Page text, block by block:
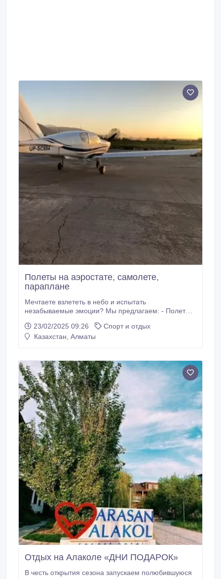
Полеты на аэростате, самолете,
параплане
Мечтаете взлететь в небо и испытать
незабываемые эмоции? Мы предлагаем: - Полеты
пилотом и насладитесь видами с высоты птичьего
полета. - Полеты на тепловоздушных аэростатах –
каждом движении! - Привязные подъемы на
воздушном шаре – возможность подняться в воздух
и насладиться пейзажами, не отрываясь от земли.
23/02/2025 09:26
Спорт и отдых
Казахстан, Алматы
Отдых на Алаколе «ДНИ ПОДАРОК»
В честь открытия сезона запускаем полюбившуюся